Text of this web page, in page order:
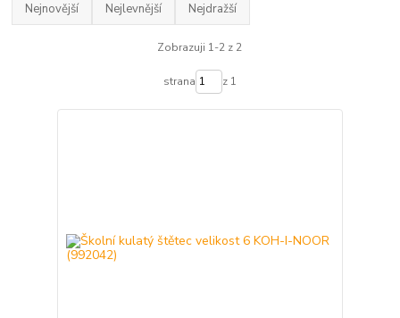
Nejnovější Nejlevnější Nejdražší
Zobrazuji 1-2 z 2
strana z 1